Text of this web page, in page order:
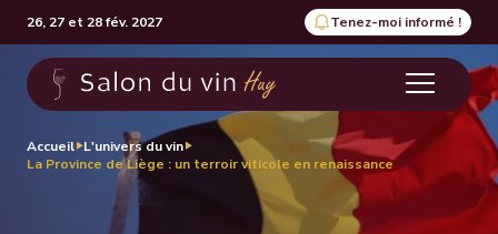
26, 27 et 28 fév. 2027 Tenez-moi informé !
Accueil L'univers du vin
La Province de Liège : un terroir viticole en renaissance